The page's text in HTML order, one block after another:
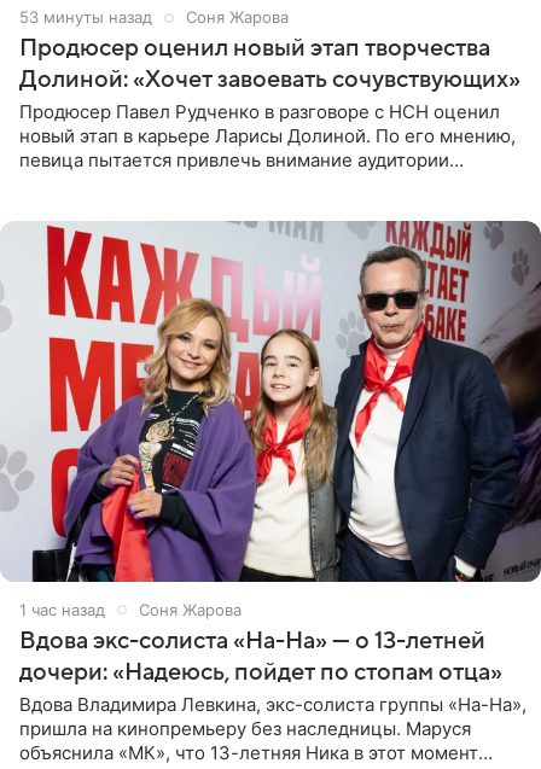
53 минуты назад Соня Жарова
Продюсер оценил новый этап творчества
Долиной: «Хочет завоевать сочувствующих»
Продюсер Павел Рудченко в разговоре с НСН оценил
новый этап в карьере Ларисы Долиной. По его мнению,
певица пытается привлечь внимание аудитории
1 час назад Соня Жарова
Вдова экс-солиста «На-На» — о 13-летней
дочери: «Надеюсь, пойдет по стопам отца»
Вдова Владимира Левкина, экс-солиста группы «На-На»,
пришла на кинопремьеру без наследницы. Маруся
объяснила «МК», что 13-летняя Ника в этот момент